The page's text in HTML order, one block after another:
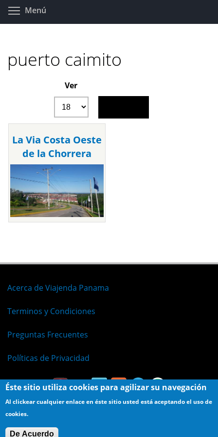
Pasar Menú
puerto caimito
Ver
La Via Costa Oeste
de la Chorrera
Acerca de Viajenda Panama
Terminos y Condiciones
Preguntas Frecuentes
Políticas de Privacidad
Éste sitio utiliza cookies para agilizar su navegación
Al clickear cualquier enlace en éste sitio usted está aceptando el uso de
cookies.
De Acuerdo